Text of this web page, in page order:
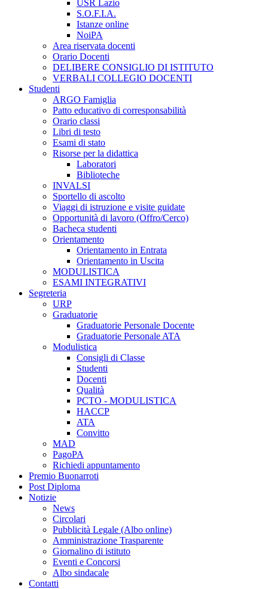
USR Lazio
S.O.F.I.A.
Istanze online
NoiPA
Area riservata docenti
Orario Docenti
DELIBERE CONSIGLIO DI ISTITUTO
VERBALI COLLEGIO DOCENTI
Studenti
ARGO Famiglia
Patto educativo di corresponsabilità
Orario classi
Libri di testo
Esami di stato
Risorse per la didattica
Laboratori
Biblioteche
INVALSI
Sportello di ascolto
Viaggi di istruzione e visite guidate
Opportunità di lavoro (Offro/Cerco)
Bacheca studenti
Orientamento
Orientamento in Entrata
Orientamento in Uscita
MODULISTICA
ESAMI INTEGRATIVI
Segreteria
URP
Graduatorie
Graduatorie Personale Docente
Graduatorie Personale ATA
Modulistica
Consigli di Classe
Studenti
Docenti
Qualità
PCTO - MODULISTICA
HACCP
ATA
Convitto
MAD
PagoPA
Richiedi appuntamento
Premio Buonarroti
Post Diploma
Notizie
News
Circolari
Pubblicità Legale (Albo online)
Amministrazione Trasparente
Giornalino di istituto
Eventi e Concorsi
Albo sindacale
Contatti